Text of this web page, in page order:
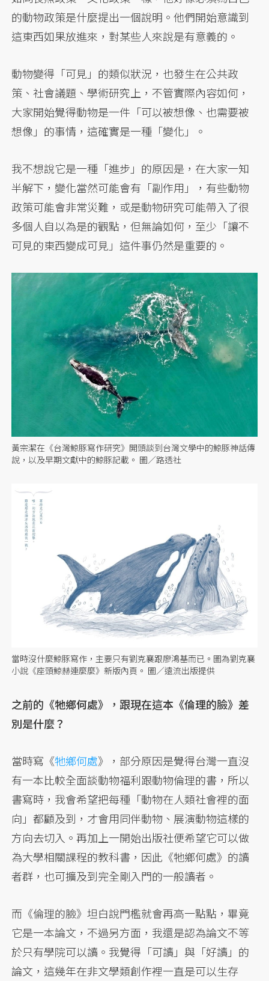
的動物政策是什麼提出一個說明。他們開始意識到
這東西如果放進來，對某些人來說是有意義的。
動物變得「可見」的類似狀況，也發生在公共政
策、社會議題、學術研究上，不管實際內容如何，
大家開始覺得動物是一件「可以被想像、也需要被
想像」的事情，這確實是一種「變化」。
我不想說它是一種「進步」的原因是，在大家一知
半解下，變化當然可能會有「副作用」，有些動物
政策可能會非常災難，或是動物研究可能帶入了很
多個人自以為是的觀點，但無論如何，至少「讓不
可見的東西變成可見」這件事仍然是重要的。
黃宗潔在《台灣鯨豚寫作研究》開頭談到台灣文學中的鯨豚神話傳
說，以及早期文獻中的鯨豚記載。 圖／路透社
當時沒什麼鯨豚寫作，主要只有劉克襄跟廖鴻基而已。圖為劉克襄
小說《座頭鯨赫連麼麼》新版內頁。 圖／遠流出版提供
之前的《牠鄉何處》，跟現在這本《倫理的臉》差
別是什麼？
當時寫《牠鄉何處》，部分原因是覺得台灣一直沒
有一本比較全面談動物福利跟動物倫理的書，所以
書寫時，我會希望把每種「動物在人類社會裡的面
向」都顧及到，才會用同伴動物、展演動物這樣的
方向去切入。再加上一開始出版社便希望它可以做
為大學相關課程的教科書，因此《牠鄉何處》的讀
者群，也可擴及到完全剛入門的一般讀者。
而《倫理的臉》坦白說門檻就會再高一點點，畢竟
它是一本論文，不過另方面，我還是認為論文不等
於只有學院可以讀。我覺得「可讀」與「好讀」的
論文，這幾年在非文學類創作裡一直是可以生存